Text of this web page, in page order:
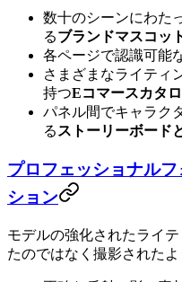
数十のシーンにわた
るブランドマスコッ
各ページで認識可能
さまざまなライティ
持つEコマースカタ
パネル間でキャラク
る ストーリーボード
プロフェッショナル
ション
モデルの強化されたライ
たのではなく撮影された